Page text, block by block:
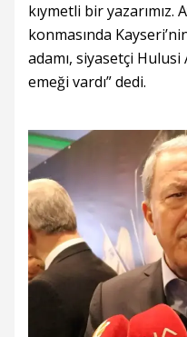
kıymetli bir yazarımız.
konmasında
adamı, siyasetçi
emeği vardı” dedi.